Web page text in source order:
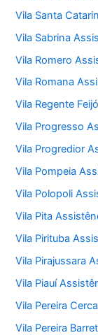
Vila Santa
Vila Sabrina
Vila Romero
Vila Romana
Vila Regente
Vila Progresso
Vila Progredior
Vila Pompeia
Vila Polopoli
Vila Pita
Vila Pirituba
Vila Pirajussara
Vila Piauí
Vila Pereira
Vila Pereira